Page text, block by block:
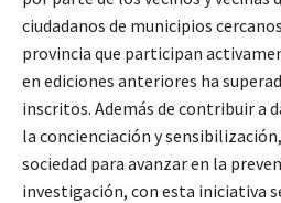
ciudadanos de municipios
provincia que participan
en ediciones anteriores ha
inscritos. Además de contribuir a
la concienciación y
sociedad para avanzar en la
investigación, con esta iniciativa